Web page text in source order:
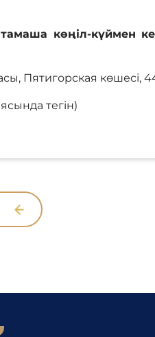
көңіл-күймен
Пятигорская көшесі,
тегін)